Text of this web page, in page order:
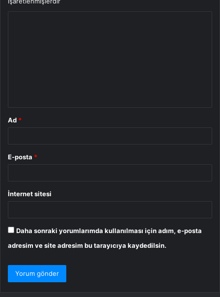
Ad *
E-posta *
İnternet sitesi
Daha sonraki yorumlarımda kullanılması için adım, e-posta
adresim ve site adresim bu tarayıcıya kaydedilsin.